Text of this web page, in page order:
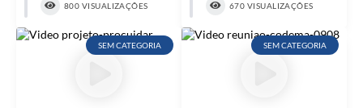
800 VISUALIZAÇÕES 670 VISUALIZAÇÕES
SEM CATEGORIA SEM CATEGORIA